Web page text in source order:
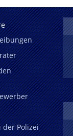
der Polizei